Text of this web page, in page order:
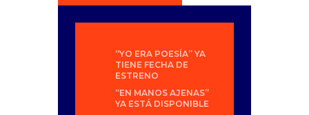
“YO ERA POESÍA” YA
TIENE FECHA DE
ESTRENO
“EN MANOS AJENAS”
YA ESTÁ DISPONIBLE